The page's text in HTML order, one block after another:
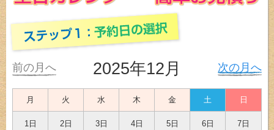
前の月へ 次の月へ
2025年12月
月 火 水 木 金 土 日
1日 2日 3日 4日 5日 6日 7日